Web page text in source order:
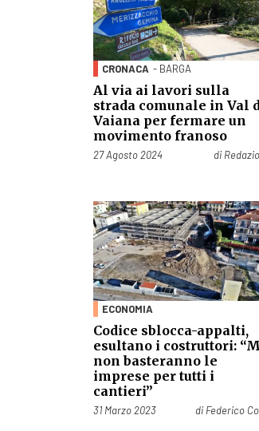
CRONACA - BARGA
Al via ai lavori sulla
strada comunale in Val
Vaiana per fermare un
movimento franoso
Pubblicato il
27 Agosto 2024 di
ECONOMIA
Codice sblocca-appalti,
esultano i costruttori:
non basteranno le
imprese per tutti i
cantieri”
Pubblicato il
31 Marzo 2023 di Federico